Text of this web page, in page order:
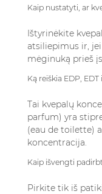
Kaip nustatyti, ar
Ištyrinėkite
atsiliepimus ir,
mėginuką prieš
Ką reiškia EDP, EDT
Tai kvepalų
parfum) yra
(eau de toilette)
koncentracija.
Kaip išvengti
Pirkite tik iš